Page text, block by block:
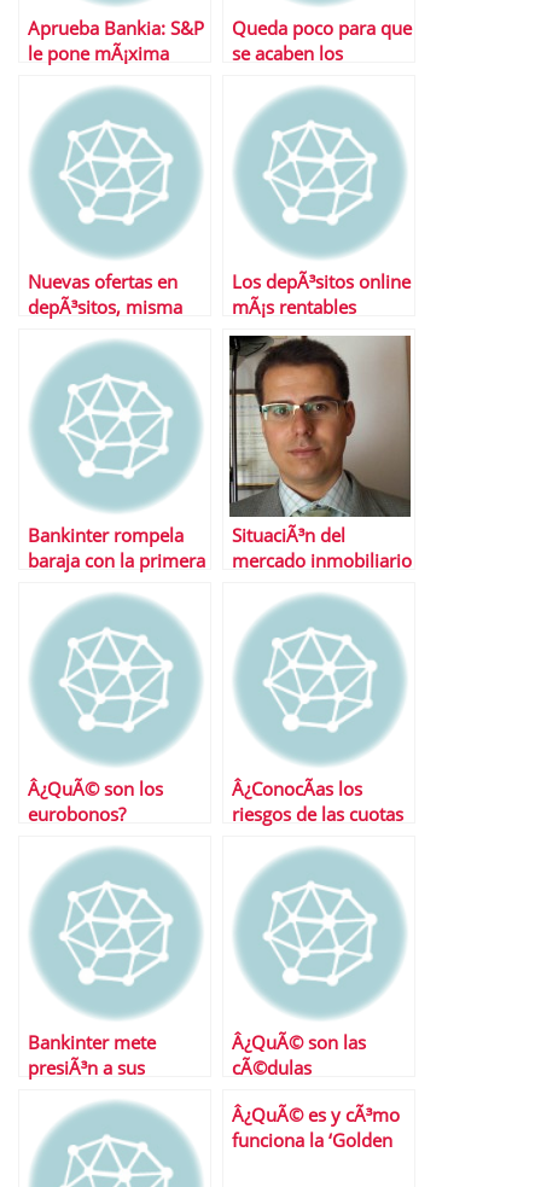
Aprueba Bankia: S&P
le pone mÃ¡xima
cÃ©dulas
hipotecarias
Queda poco para que
se acaben los
Nuevas ofertas en
depÃ³sitos, misma
Los depÃ³sitos online
mÃ¡s rentables
Bankinter rompela
baraja con la primera
de pago
SituaciÃ³n del
mercado inmobiliario
independientemente
del tipo IVA
Â¿QuÃ© son los
eurobonos?
Â¿ConocÃ­as los
riesgos de las cuotas
CAM?
Bankinter mete
presiÃ³n a sus
cuenta nÃ³mina
Â¿QuÃ© son las
cÃ©dulas
Â¿QuÃ© es y cÃ³mo
funciona la ‘Golden